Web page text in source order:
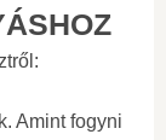
Amint fogyni